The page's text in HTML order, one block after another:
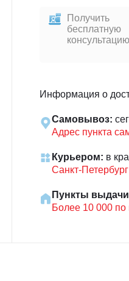
Получить
бесплатную
консультацию
Информация о
Самовывоз:
Адрес пункта
Курьером: в
Санкт-Петербург
Пункты
Более 10 000 по